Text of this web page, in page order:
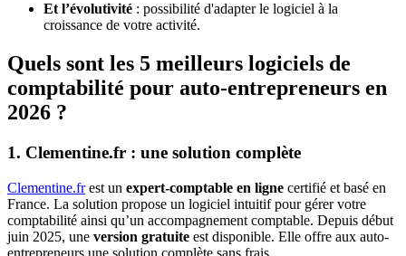
Et l’évolutivité : possibilité d'adapter le logiciel à la
croissance de votre activité.
Quels sont les 5 meilleurs logiciels de
comptabilité pour auto-entrepreneurs en
2026 ?
1. Clementine.fr : une solution complète
Clementine.frest un expert-comptable en ligne certifié et basé en
France. La solution propose un logiciel intuitif pour gérer votre
comptabilité ainsi qu’un accompagnement comptable. Depuis début
juin 2025, une version gratuite est disponible. Elle offre aux auto-
entrepreneurs une solution complète sans frais.